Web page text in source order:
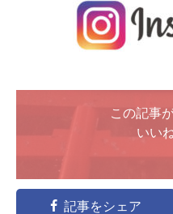
この記事
いい
記事をシェア